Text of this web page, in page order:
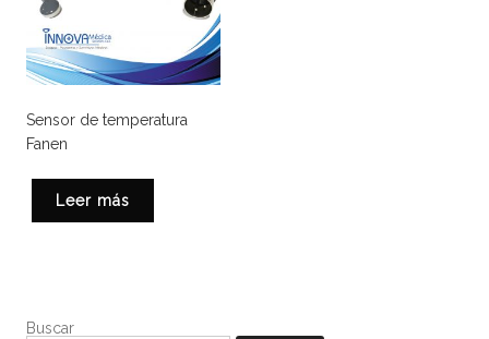
Sensor de temperatura
Fanen
Leer más
Buscar